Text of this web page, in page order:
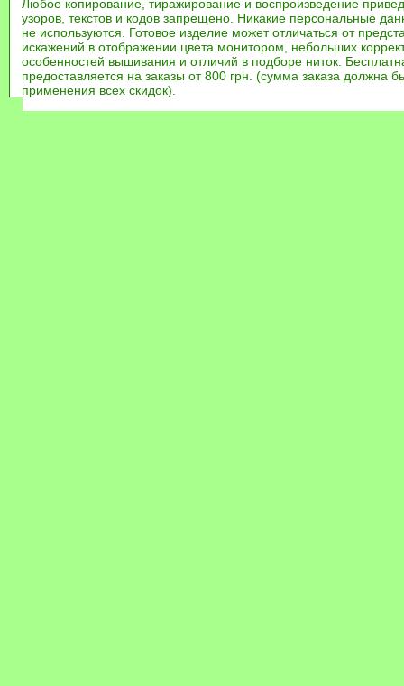
Любое копирование, тиражирование и воспроизведение
узоров, текстов и кодов запрещено. Никакие персональные
не используются. Готовое изделие может отличаться от
искажений в отображении цвета монитором, небольших
особенностей вышивания и отличий в подборе ниток.
предоставляется на заказы от 800 грн. (сумма заказа должна
применения всех скидок).